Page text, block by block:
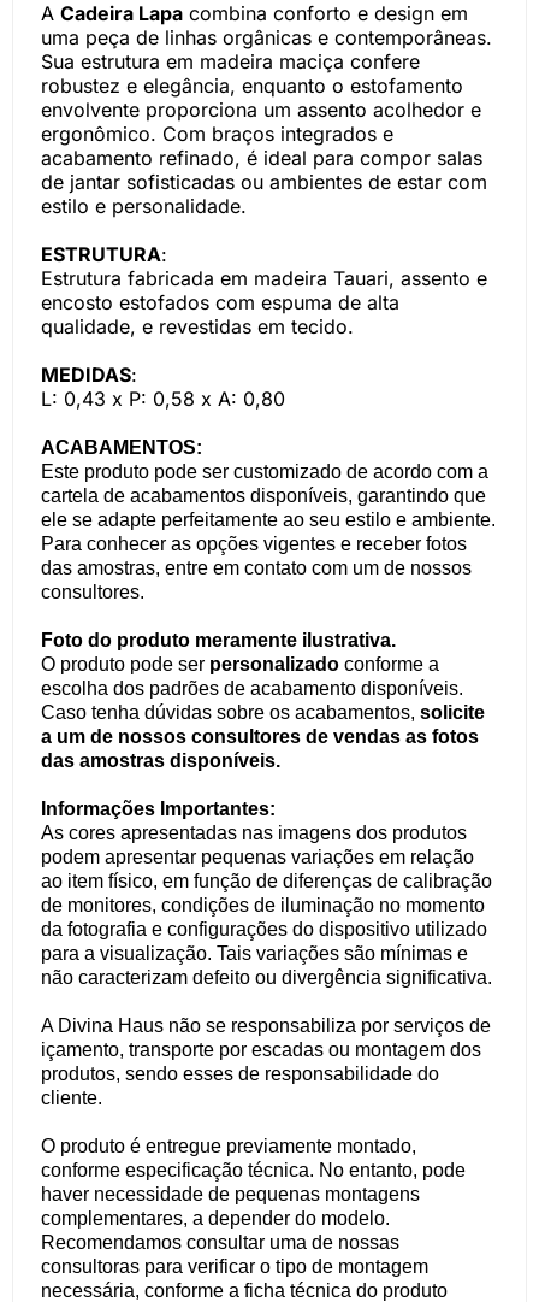
A Cadeira Lapa combina conforto e design em
uma peça de linhas orgânicas e contemporâneas.
Sua estrutura em madeira maciça confere
robustez e elegância, enquanto o estofamento
envolvente proporciona um assento acolhedor e
ergonômico. Com braços integrados e
acabamento refinado, é ideal para compor salas
de jantar sofisticadas ou ambientes de estar com
estilo e personalidade.
ESTRUTURA:
Estrutura fabricada em madeira Tauari, assento e
encosto estofados com espuma de alta
qualidade, e revestidas em tecido.
MEDIDAS:
L: 0,43 x P: 0,58 x A: 0,80
ACABAMENTOS:
Este produto pode ser customizado de acordo com a
cartela de acabamentos disponíveis, garantindo que
ele se adapte perfeitamente ao seu estilo e ambiente.
Para conhecer as opções vigentes e receber fotos
das amostras, entre em contato com um de nossos
consultores.
Foto do produto meramente ilustrativa.
O produto pode ser personalizado conforme a
escolha dos padrões de acabamento disponíveis.
Caso tenha dúvidas sobre os acabamentos, solicite
a um de nossos consultores de vendas as fotos
das amostras disponíveis.
Informações Importantes:
As cores apresentadas nas imagens dos produtos
podem apresentar pequenas variações em relação
ao item físico, em função de diferenças de calibração
de monitores, condições de iluminação no momento
da fotografia e configurações do dispositivo utilizado
para a visualização. Tais variações são mínimas e
não caracterizam defeito ou divergência significativa.
A Divina Haus não se responsabiliza por serviços de
içamento, transporte por escadas ou montagem dos
produtos, sendo esses de responsabilidade do
cliente.
O produto é entregue previamente montado,
conforme especificação técnica. No entanto, pode
haver necessidade de pequenas montagens
complementares, a depender do modelo.
Recomendamos consultar uma de nossas
consultoras para verificar o tipo de montagem
necessária, conforme a ficha técnica do produto